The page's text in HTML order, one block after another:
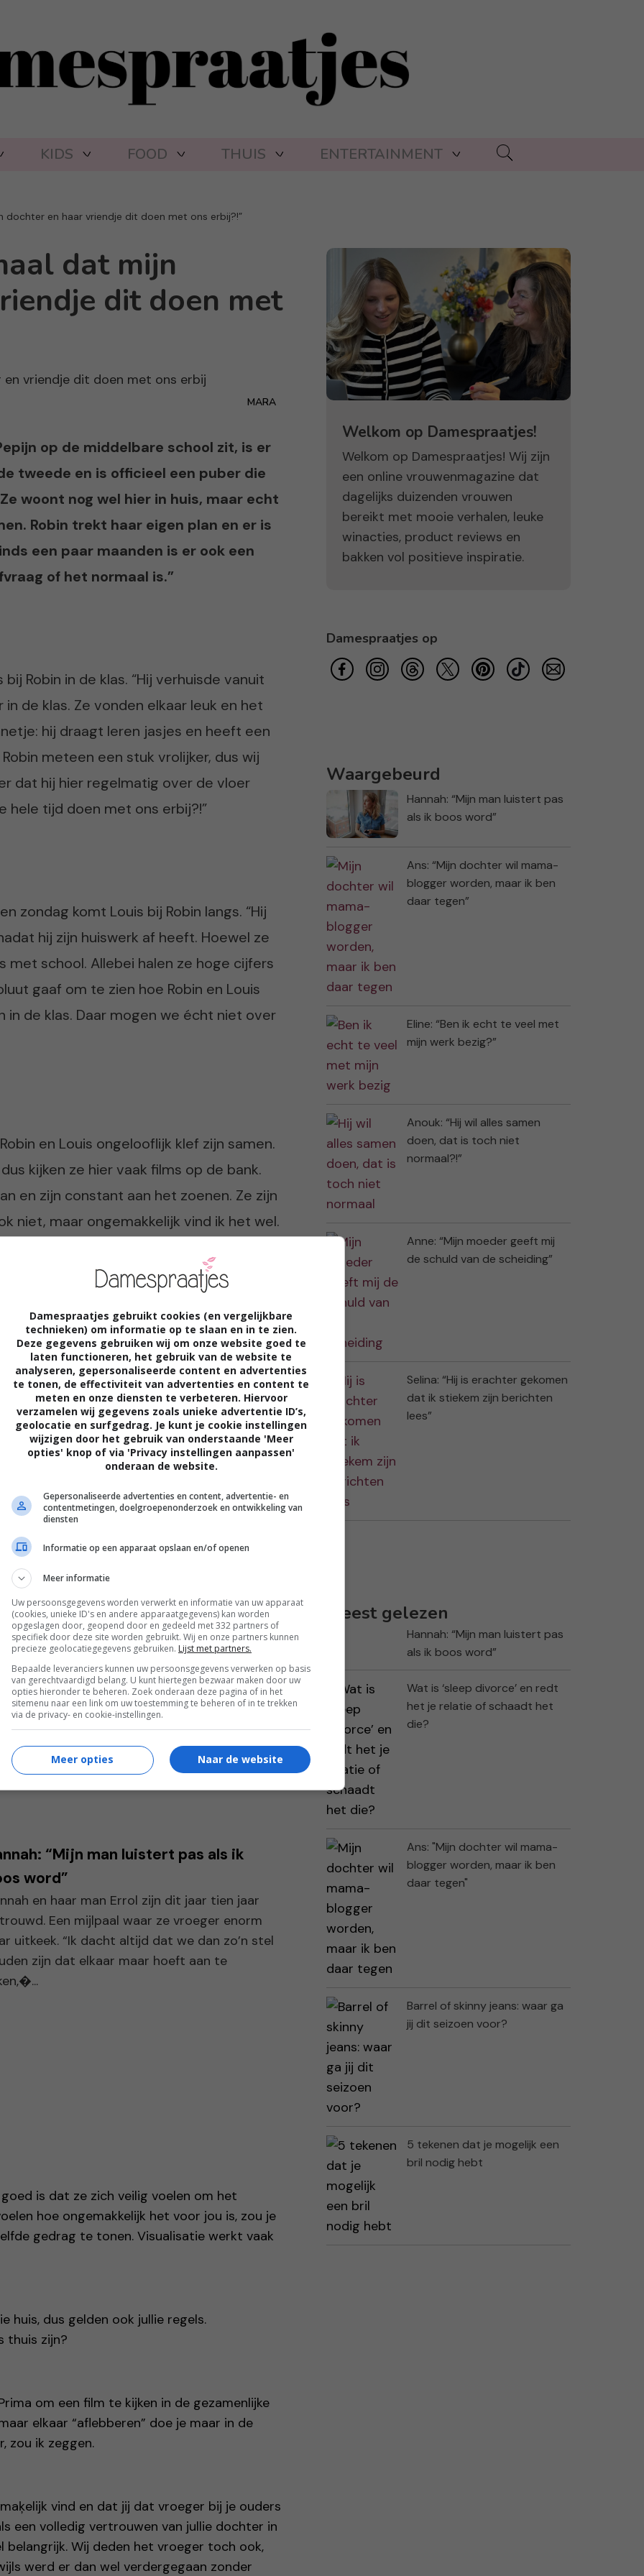
KIDS FOOD THUIS ENTERTAINMENT
dochter en haar vriendje dit doen met ons erbij?!”
dat mijn
dit doen met
MARA
op de middelbare school zit, is er
tweede en is officieel een puber die
woont nog wel hier in huis, maar echt
Robin trekt haar eigen plan en er is
een paar maanden is er ook een
of het normaal is.”
Robin in de klas. “Hij verhuisde vanuit
de klas. Ze vonden elkaar leuk en het
hij draagt leren jasjes en heeft een
meteen een stuk vrolijker, dus wij
dat hij hier regelmatig over de vloer
hele tijd doen met ons erbij?!”
zondag komt Louis bij Robin langs. “Hij
hij zijn huiswerk af heeft. Hoewel ze
met school. Allebei halen ze hoge cijfers
gaaf om te zien hoe Robin en Louis
de klas. Daar mogen we écht niet over
en Louis ongelooflijk klef zijn samen.
kijken ze hier vaak films op de bank.
en zijn constant aan het zoenen. Ze zijn
niet, maar ongemakkelijk vind ik het wel.
naar het kantoortje, maar soms moet ik
hoe ze elkaar liggen af te lebberen op
dat ik dat gewoon kan zien.”
of ze eens met Robin moeten
ruimtes. “Maar Pepijn vindt dat
hier op de bank liggen en niet bij hem in
hij gelijk in. Hier hebben we er zicht
wat gezelliger is als Louis hier is. Maar
blijft Lana zich er ongemakkelijk over
mijn ouders erbij. Het lijkt wel alsof ze
ook in huis wonen. Hebben andere
jullie hiermee om?”
“Mijn man luistert pas als ik
word”
en haar man Errol zijn dit jaar tien jaar
Een mijlpaal waar ze vroeger enorm
uitkeek. “Ik dacht altijd dat we dan zo’n stel
zijn dat elkaar maar hoeft aan te
is dat ze zich veilig voelen om het
hoe ongemakkelijk het voor jou is, zou je
gedrag te tonen. Visualisatie werkt vaak
huis, dus gelden ook jullie regels.
thuis zijn?
om een film te kijken in de gezamenlijke
elkaar “aflebberen” doe je maar in de
zou ik zeggen.
vind en dat jij dat vroeger bij je ouders
een volledig vertrouwen van jullie dochter in
belangrijk. Wij deden het vroeger toch ook,
werd er dan wel verdergegaan zonder
Welkom op Damespraatjes!
Welkom op Damespraatjes! Wij zijn
een online vrouwenmagazine dat
dagelijks duizenden vrouwen
bereikt met mooie verhalen, leuke
winacties, product reviews en
bakken vol positieve inspiratie.
Damespraatjes op
Waargebeurd
Hannah: “Mijn man luistert pas
als ik boos word”
Ans: “Mijn dochter wil mama-
blogger worden, maar ik ben
daar tegen”
Eline: “Ben ik echt te veel met
mijn werk bezig?”
Anouk: “Hij wil alles samen
doen, dat is toch niet
normaal?!”
Anne: “Mijn moeder geeft mij
de schuld van de scheiding”
Selina: “Hij is erachter gekomen
dat ik stiekem zijn berichten
lees”
Meest gelezen
Hannah: “Mijn man luistert pas
als ik boos word”
Wat is ‘sleep divorce’ en redt
het je relatie of schaadt het
die?
Ans: "Mijn dochter wil mama-
blogger worden, maar ik ben
daar tegen"
Barrel of skinny jeans: waar ga
jij dit seizoen voor?
5 tekenen dat je mogelijk een
bril nodig hebt
Damespraatjes gebruikt cookies (en vergelijkbare
technieken) om informatie op te slaan en in te zien.
Deze gegevens gebruiken wij om onze website goed te
laten functioneren, het gebruik van de website te
analyseren, gepersonaliseerde content en advertenties
te tonen, de effectiviteit van advertenties en content te
meten en onze diensten te verbeteren. Hiervoor
verzamelen wij gegevens zoals unieke advertentie ID’s,
geolocatie en surfgedrag. Je kunt je cookie instellingen
wijzigen door het gebruik van onderstaande 'Meer
opties' knop of via 'Privacy instellingen aanpassen'
onderaan de website.
Gepersonaliseerde advertenties en content, advertentie- en
contentmetingen, doelgroepenonderzoek en ontwikkeling van
diensten
Informatie op een apparaat opslaan en/of openen
Meer informatie
Uw persoonsgegevens worden verwerkt en informatie van uw apparaat
(cookies, unieke ID's en andere apparaatgegevens) kan worden
opgeslagen door, geopend door en gedeeld met 332 partners of
specifiek door deze site worden gebruikt. Wij en onze partners kunnen
precieze geolocatiegegevens gebruiken. Lijst met partners.
Bepaalde leveranciers kunnen uw persoonsgegevens verwerken op basis
van gerechtvaardigd belang. U kunt hiertegen bezwaar maken door uw
opties hieronder te beheren. Zoek onderaan deze pagina of in het
sitemenu naar een link om uw toestemming te beheren of in te trekken
via de privacy- en cookie-instellingen.
Naar de website
Meer opties